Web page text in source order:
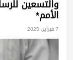
والتسعين
الأمم*
7 فبراير، 2025